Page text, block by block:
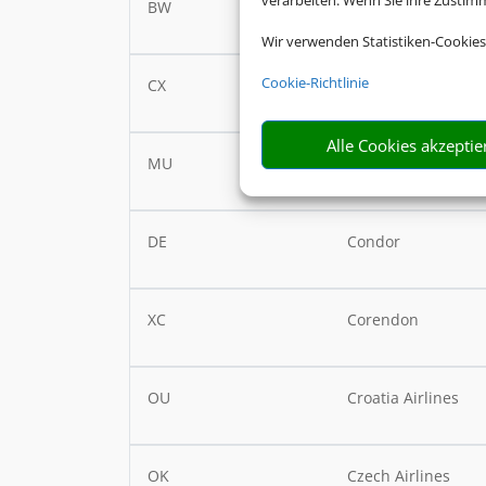
Wir verwenden Statistiken-
Cookie-Richtlinie
Alle Cookies
BW Caribbean Airlines
CX Cathay Pacific
MU
DE Condor
XC Corendon
OU Croatia Airlines
OK Czech Airlines